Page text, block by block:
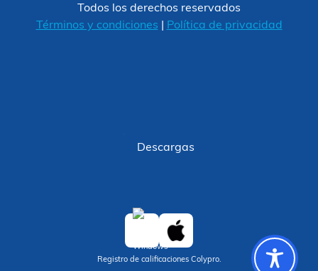
Todos los derechos reservados
Términos y condiciones
Política de privacidad
Descargas
Registro de calificaciones Colypro.